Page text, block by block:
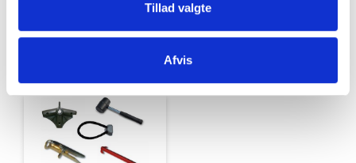
Tillad valgte
Afvis